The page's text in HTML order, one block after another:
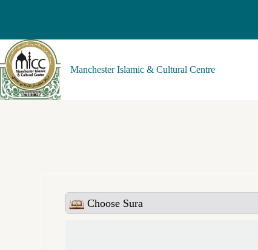
Manchester Islamic & Cultural Centre
Choose Sura